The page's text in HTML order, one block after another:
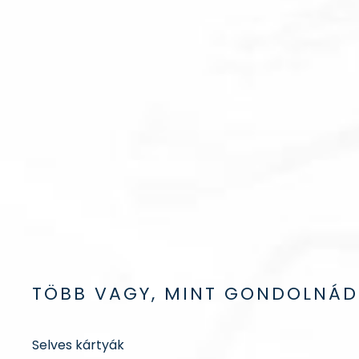
TÖBB VAGY, MINT
Selves kártyák